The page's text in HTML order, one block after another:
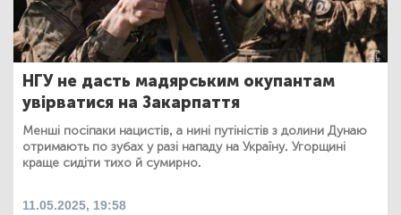
НГУ не дасть мадярським окупантам
увірватися на Закарпаття
Менші посіпаки нацистів, а нині путіністів з долини Дунаю
отримають по зубах у разі нападу на Україну. Угорщині
краще сидіти тихо й сумирно.
11.05.2025, 19:58